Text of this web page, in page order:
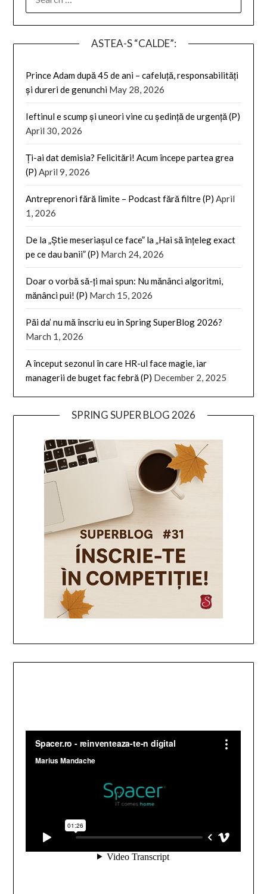
FOR:
ASTEA-S “CALDE”:
Prince Adam după 45 de ani – cafeluță, responsabilități
și dureri de genunchi May 28, 2026
Ieftinul e scump și uneori vine cu ședință de urgență (P)
April 30, 2026
Ți-ai dat demisia? Felicitări! Acum începe partea grea
(P) April 9, 2026
Antreprenori fără limite – Podcast fără filtre (P) April
1, 2026
De la „Știe meseriașul ce face” la „Hai să înțeleg exact
pe ce dau banii” (P) March 24, 2026
Doar o vorbă să-ți mai spun: Nu mănânci algoritmi,
mănânci pui! (P) March 15, 2026
Păi da’ nu mă înscriu eu in Spring SuperBlog 2026?
March 1, 2026
A început sezonul în care HR-ul face magie, iar
managerii de buget fac febră (P) December 2, 2025
SPRING SUPER BLOG 2026